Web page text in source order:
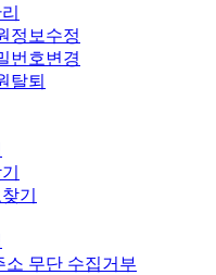
정보수정
번호변경
탈퇴
기
소 무단 수집거부